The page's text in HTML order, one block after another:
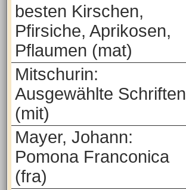
besten Kirschen,
Pfirsiche, Aprikosen,
Pflaumen (mat)
Mitschurin:
Ausgewählte Schriften
(mit)
Mayer, Johann:
Pomona Franconica
(fra)